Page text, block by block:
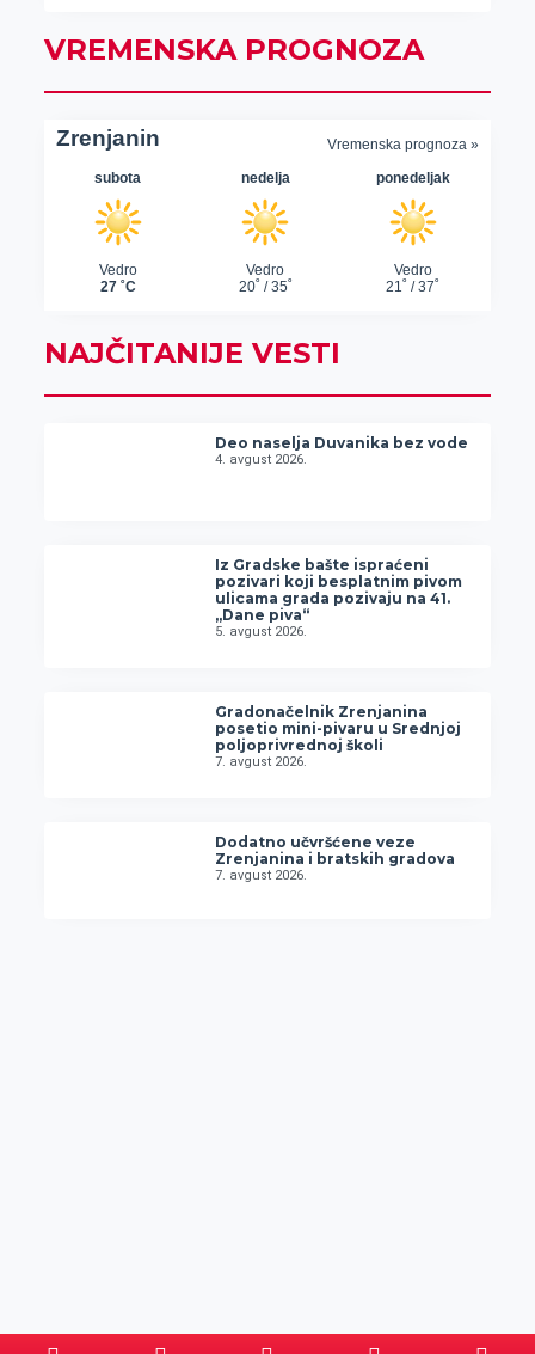
VREMENSKA PROGNOZA
NAJČITANIJE VESTI
Deo naselja Duvanika bez vode
4. avgust 2026.
Iz Gradske bašte ispraćeni
pozivari koji besplatnim pivom
ulicama grada pozivaju na 41.
„Dane piva“
5. avgust 2026.
Gradonačelnik Zrenjanina
posetio mini-pivaru u Srednjoj
poljoprivrednoj školi
7. avgust 2026.
Dodatno učvršćene veze
Zrenjanina i bratskih gradova
7. avgust 2026.